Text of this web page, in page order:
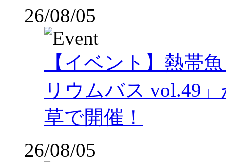
26/08/05
【イベント】熱帯
リウムバス vol.49
草で開催！
26/08/05